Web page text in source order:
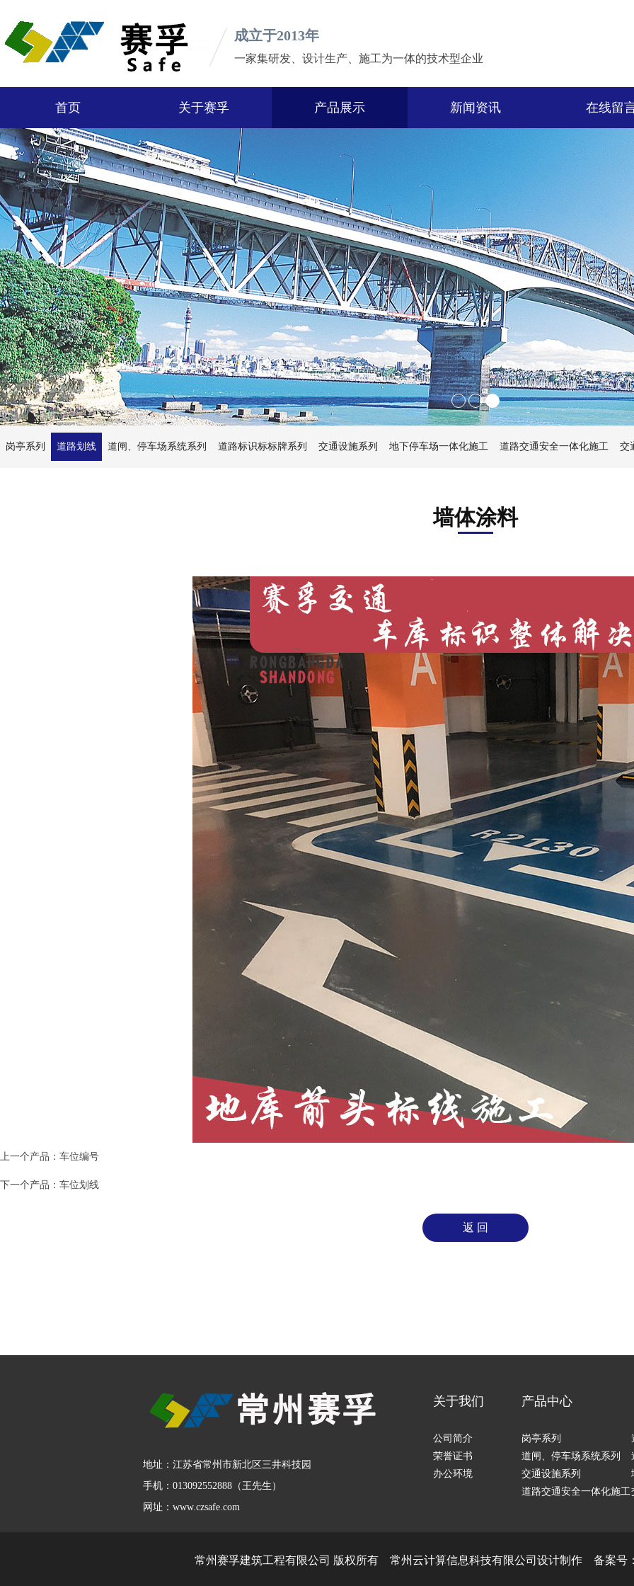
成立于2013年
一家集研发、设计生产、施工为一体的技术型企业
首页 关于赛孚 产品展示 新闻资讯 在线留
岗亭系列 道路划线 道闸、停车场系统系列 道路标识标标牌系列 交通设施系列 地下停车场一体化施工 道路交通安全一体化施工 交
墙体涂料
上一个产品： 车位编号
下一个产品： 车位划线
地址：江苏省常州市新北区三井科技园
手机：013092552888（王先生）
网址：www.czsafe.com
关于我们
公司简介
荣誉证书
办公环境
产品中心
岗亭系列
道闸、停车场系统系列
交通设施系列
道路交通安全一体化施工
常州赛孚建筑工程有限公司 版权所有 常州云计算信息科技有限公司 设计制作 备案号